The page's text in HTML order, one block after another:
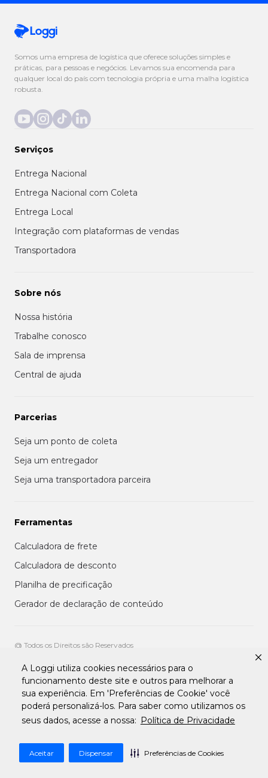
A Loggi utiliza cookies necessários para o
funcionamento deste site e outros para melhorar a
sua experiência. Em 'Preferências de Cookie' você
poderá personalizá-los. Para saber como utilizamos os
seus dados, acesse a nossa: Política de Privacidade
Aceitar Dispensar Preferências de Cookies
Somos uma empresa de logística que oferece soluções simples e
práticas, para pessoas e negócios. Levamos sua encomenda para
qualquer local do país com tecnologia própria e uma malha logística
robusta.
Serviços
Entrega Nacional
Entrega Nacional com Coleta
Entrega Local
Integração com plataformas de vendas
Transportadora
Sobre nós
Nossa história
Trabalhe conosco
Sala de imprensa
Central de ajuda
Parcerias
Seja um ponto de coleta
Seja um entregador
Seja uma transportadora parceira
Ferramentas
Calculadora de frete
Calculadora de desconto
Planilha de precificação
Gerador de declaração de conteúdo
@ Todos os Direitos são Reservados
Aviso de privacidade aos clientes
Termos de uso para entregadores
Termos e condições de uso da plataforma transportadora Loggi
Termos e Condições de Uso de Clientes
Tratamento de Dados pessoais Para Fornecedores
Desenvolvido por Apiki WordPress